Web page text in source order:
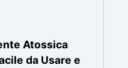
Atossica
da Usare e